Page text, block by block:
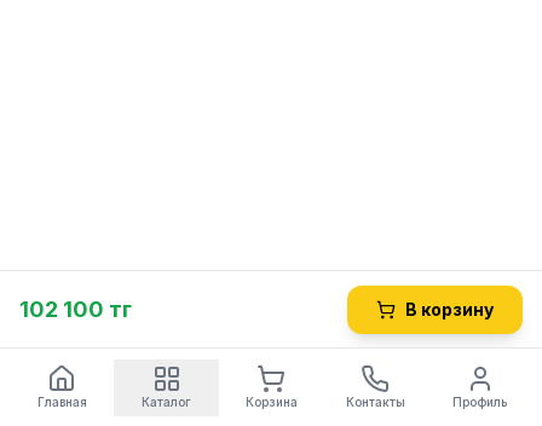
102 100 тг В корзину
Главная Каталог Корзина Контакты Профиль